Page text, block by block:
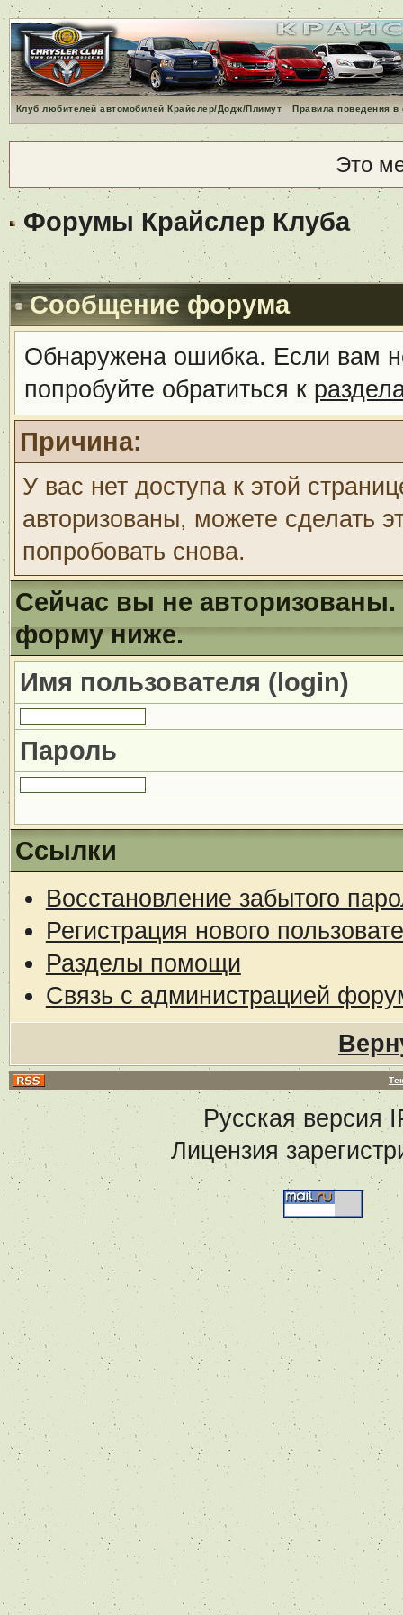
Клуб любителей автомобилей Крайслер/Додж/Плимут Правила поведения
Это
Форумы Крайслер Клуба
Сообщение форума
Обнаружена ошибка. Если вам
попробуйте обратиться к
Причина:
У вас нет доступа к этой
авторизованы, можете сделать
попробовать снова.
Сейчас вы не авторизованы.
форму ниже.
Имя пользователя (login)
Пароль
Ссылки
Восстановление забытого
Регистрация нового
Разделы помощи
Связь с администрацией
Русская версия
Лицензия